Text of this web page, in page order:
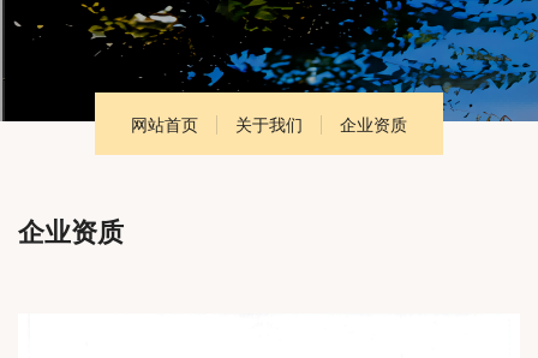
网站首页 关于我们 企业资质
企业资质